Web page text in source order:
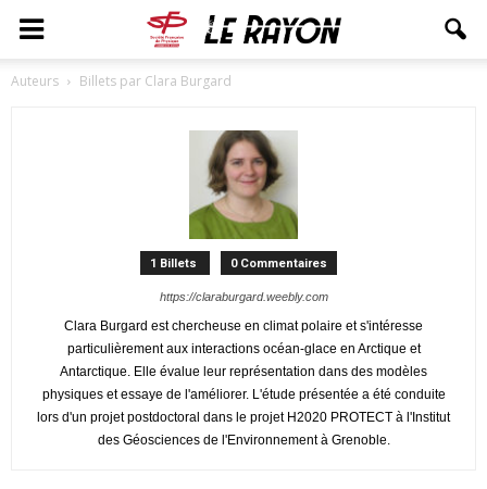
Auteurs Billets par Clara Burgard
1 Billets 0 Commentaires
https://claraburgard.weebly.com
Clara Burgard est chercheuse en climat polaire et s'intéresse
particulièrement aux interactions océan-glace en Arctique et
Antarctique. Elle évalue leur représentation dans des modèles
physiques et essaye de l'améliorer. L'étude présentée a été conduite
lors d'un projet postdoctoral dans le projet H2020 PROTECT à l'Institut
des Géosciences de l'Environnement à Grenoble.